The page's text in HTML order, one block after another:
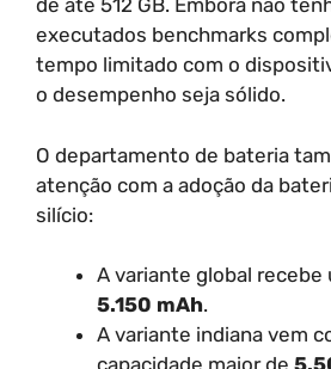
de até 512 GB. Embora não
executados benchmarks
tempo limitado com o
o desempenho seja sólido.
O departamento de bateria
atenção com a adoção da
silício:
A variante global recebe
5.150 mAh.
A variante indiana vem
capacidade maior de